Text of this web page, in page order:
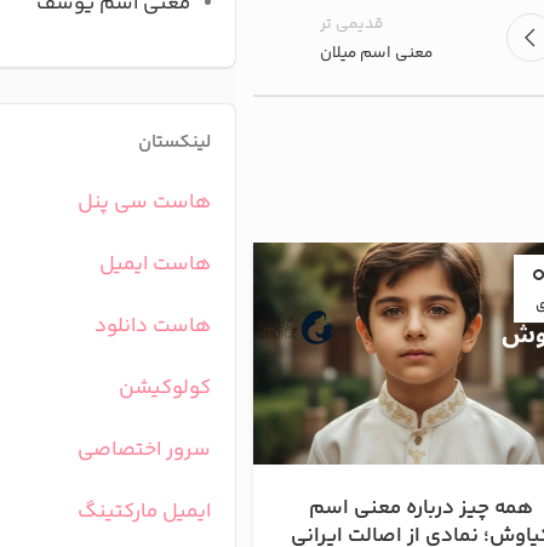
قدیمی تر
معنی اسم میلان
همه چیز درباره معنی اسم
نمادی از اصالت ایرانی
05
معنی اسم
لینکستان
هاست سی پنل
هاست ایمیل
هاست دانلود
کولوکیشن
سرور اختصاصی
ایمیل مارکتینگ